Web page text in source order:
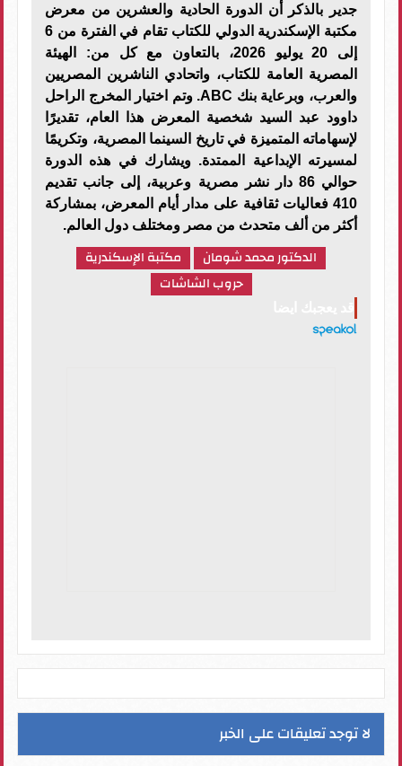
جدير بالذكر أن الدورة الحادية والعشرين من معرض
مكتبة الإسكندرية الدولي للكتاب تقام في الفترة من 6
إلى 20 يوليو 2026، بالتعاون مع كل من: الهيئة
المصرية العامة للكتاب، واتحادي الناشرين المصريين
والعرب، وبرعاية بنك ABC. وتم اختيار المخرج الراحل
داوود عبد السيد شخصية المعرض هذا العام، تقديرًا
لإسهاماته المتميزة في تاريخ السينما المصرية، وتكريمًا
لمسيرته الإبداعية الممتدة. ويشارك في هذه الدورة
حوالي 86 دار نشر مصرية وعربية، إلى جانب تقديم
410 فعاليات ثقافية على مدار أيام المعرض، بمشاركة
أكثر من ألف متحدث من مصر ومختلف دول العالم.
الدكتور محمد شومان
مكتبة الإسكندرية
حروب الشاشات
لا توجد تعليقات على الخبر